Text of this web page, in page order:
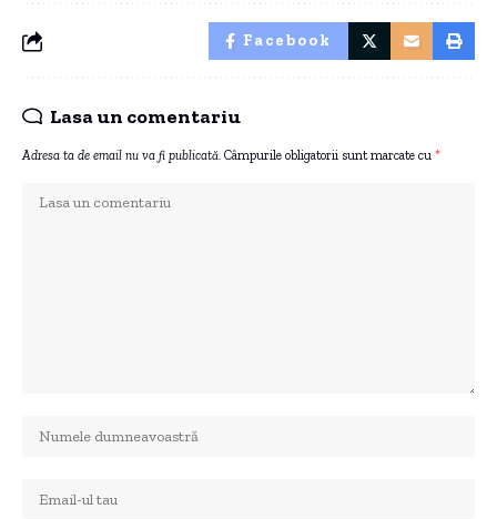
Facebook
Lasa un comentariu
Adresa ta de email nu va fi publicată. Câmpurile obligatorii sunt marcate cu *